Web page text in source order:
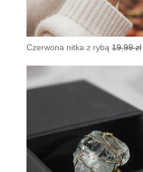
Czerwona nitka z rybą 19,99zł